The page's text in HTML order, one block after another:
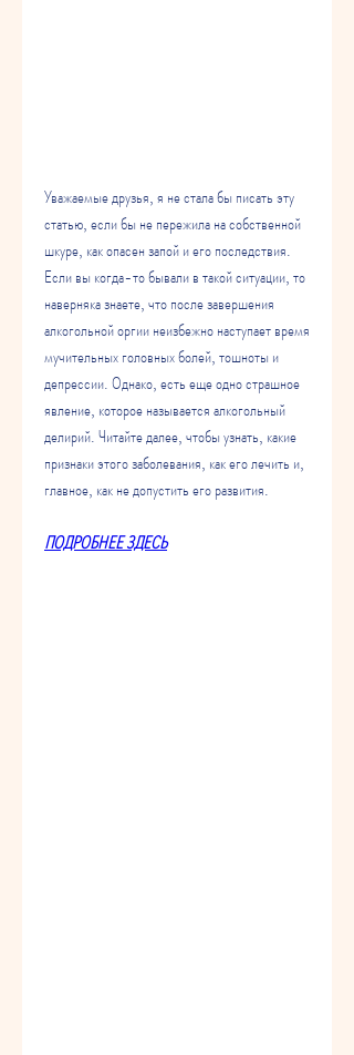
Уважаемые друзья, я не стала бы писать эту
статью, если бы не пережила на собственной
шкуре, как опасен запой и его последствия.
Если вы когда-то бывали в такой ситуации, то
наверняка знаете, что после завершения
алкогольной оргии неизбежно наступает время
мучительных головных болей, тошноты и
депрессии. Однако, есть еще одно страшное
явление, которое называется алкогольный
делирий. Читайте далее, чтобы узнать, какие
признаки этого заболевания, как его лечить и,
главное, как не допустить его развития.
ПОДРОБНЕЕ ЗДЕСЬ